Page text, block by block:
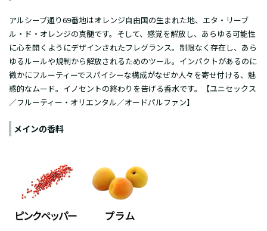
アルシーブ通り69番地はオレンジ自由国の生まれた地、エタ・リーブ
ル・ド・オレンジの真髄です。そして、感覚を解放し、あらゆる可能性
に心を開くようにデザインされたフレグランス。制限なく存在し、あら
ゆるルールや規制から解放されるためのツール。インパクトがあるのに
微かにフルーティーでスパイシーな構成がなぜか人々を寄せ付ける、魅
惑的なムード。イノセントの終わりを告げる香水です。【ユニセックス
／フルーティー・オリエンタル／オードパルファン】
メインの香料